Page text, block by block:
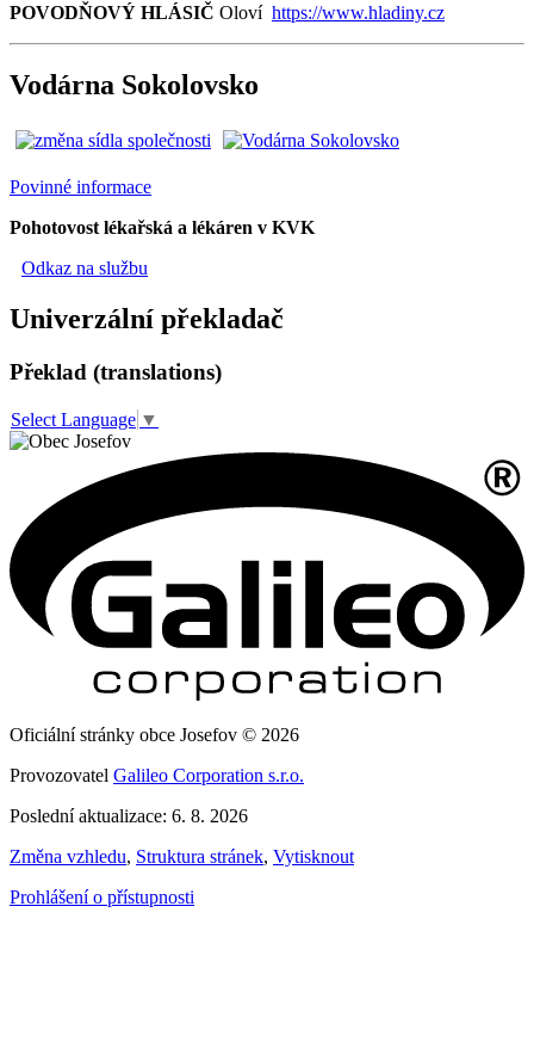
POVODŇOVÝ HLÁSIČ Oloví https://www.hladiny.cz
Vodárna Sokolovsko
Povinné informace
Pohotovost lékařská a lékáren v KVK
Odkaz na službu
Univerzální překladač
Překlad (translations)
Select Language ▼
Oficiální stránky obce Josefov © 2026
Provozovatel Galileo Corporation s.r.o.
Poslední aktualizace: 6. 8. 2026
Změna vzhledu, Struktura stránek, Vytisknout
Prohlášení o přístupnosti